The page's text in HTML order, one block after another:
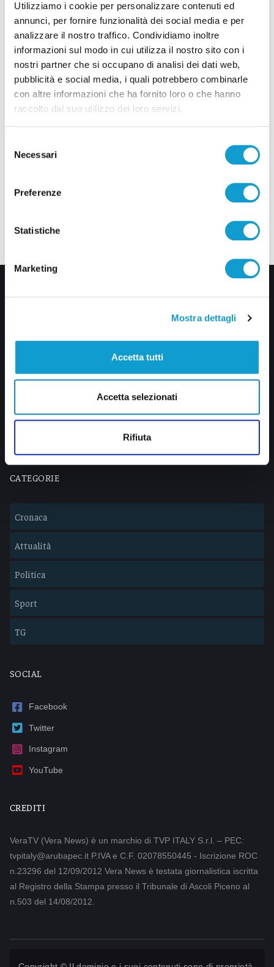
Utilizziamo i cookie per personalizzare contenuti ed
annunci, per fornire funzionalità dei social media e per
analizzare il nostro traffico. Condividiamo inoltre
informazioni sul modo in cui utilizza il nostro sito con i
nostri partner che si occupano di analisi dei dati web,
pubblicità e social media, i quali potrebbero combinarle
con altre informazioni che ha fornito loro o che hanno
raccolto dal suo utilizzo dei loro servizi.
delNecessari
Preferenze
Statistiche
Marketing
Mostra dettagli
Accetta tutti
Accetta selezionati
Rifiuta
Lavora con noi
CATEGORIE
Cronaca
Attualità
Politica
Sport
TG
SOCIAL
Facebook
Twitter
Instagram
YouTube
CREDITI
VeraTV (Vera News) è un marchio di TVP ITALY S.r.l. – PEC:
tvpitaly@arubapec.it P.IVA e C.F. 02078550445 - Iscrizione ROC
n.23296 del 12/09/2012 Vera News è testata giornalistica iscritta
al Registro della Stampa presso il Tribunale di Ascoli Piceno al
n.503 del 14/08/2012.